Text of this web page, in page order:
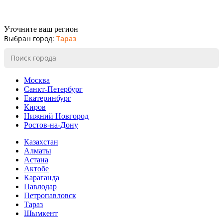
Уточните ваш регион
Выбран город: Тараз
Москва
Санкт-Петербург
Екатеринбург
Киров
Нижний Новгород
Ростов-на-Дону
Казахстан
Алматы
Астана
Актобе
Караганда
Павлодар
Петропавловск
Тараз
Шымкент